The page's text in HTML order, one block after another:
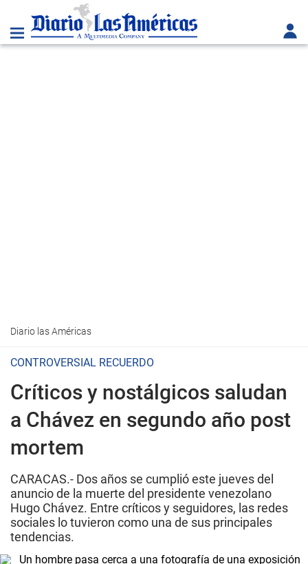
Diario las Américas
CONTROVERSIAL RECUERDO
Críticos y nostálgicos saludan
a Chávez en segundo año post
mortem
CARACAS.- Dos años se cumplió este jueves del
anuncio de la muerte del presidente venezolano
Hugo Chávez. Entre críticos y seguidores, las redes
sociales lo tuvieron como una de sus principales
tendencias.